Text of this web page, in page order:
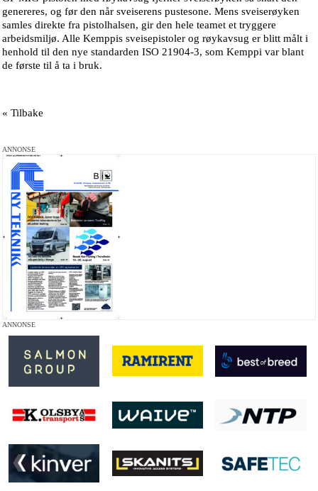
genereres, og før den når sveiserens pustesone. Mens sveiserøyken
samles direkte fra pistolhalsen, gir den hele teamet et tryggere
arbeidsmiljø. Alle Kemppis sveisepistoler og røykavsug er blitt målt i
henhold til den nye standarden ISO 21904-3, som Kemppi var blant
de første til å ta i bruk.
« Tilbake
ANNONSE
ANNONSE